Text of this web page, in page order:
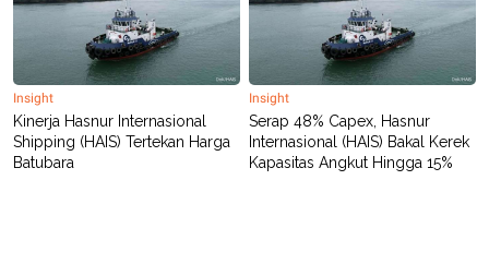
Insight
Kinerja Hasnur Internasional
Shipping (HAIS) Tertekan Harga
Batubara
Insight
Serap 48% Capex, Hasnur
Internasional (HAIS) Bakal Kerek
Kapasitas Angkut Hingga 15%